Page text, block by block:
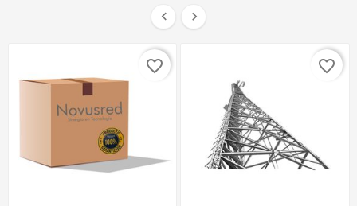
 
favorite_border favorite_border